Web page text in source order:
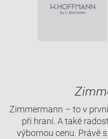
Zimmermann – to v
při hraní. A také
výbornou cenu. Právě